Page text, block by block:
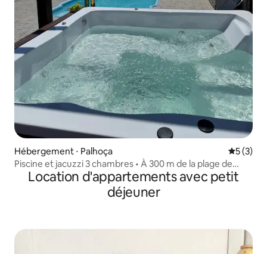
Hébergement ⋅ Palhoça
5 (3)
Piscine et jacuzzi 3 chambres • À 300 m de la plage de
Pinheira
Location d'appartements avec petit
déjeuner